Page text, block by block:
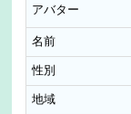
アバター
名前
性別
地域